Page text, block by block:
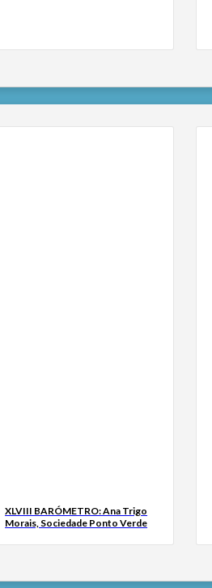
XLVIII BARÓMETRO: Ana Trigo
Morais, Sociedade Ponto Verde